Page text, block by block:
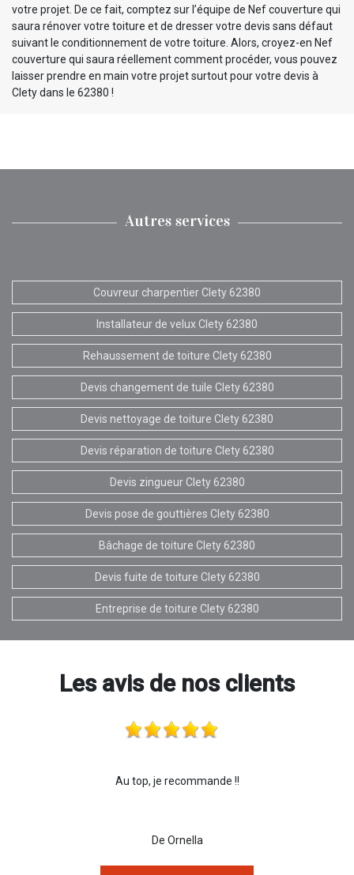
votre projet. De ce fait, comptez sur l’équipe de Nef couverture qui
saura rénover votre toiture et de dresser votre devis sans défaut
suivant le conditionnement de votre toiture. Alors, croyez-en Nef
couverture qui saura réellement comment procéder, vous pouvez
laisser prendre en main votre projet surtout pour votre devis à
Clety dans le 62380 !
Autres services
Couvreur charpentier Clety 62380
Installateur de velux Clety 62380
Rehaussement de toiture Clety 62380
Devis changement de tuile Clety 62380
Devis nettoyage de toiture Clety 62380
Devis réparation de toiture Clety 62380
Devis zingueur Clety 62380
Devis pose de gouttières Clety 62380
Bâchage de toiture Clety 62380
Devis fuite de toiture Clety 62380
Entreprise de toiture Clety 62380
Les avis de nos clients
Au top, je recommande !!
De Ornella